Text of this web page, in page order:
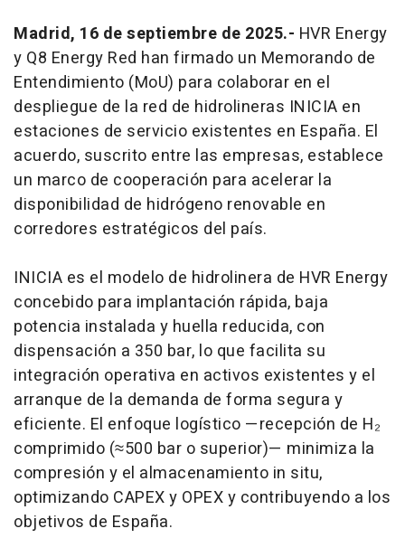
Madrid, 16 de septiembre de 2025.- HVR Energy
y Q8 Energy Red han firmado un Memorando de
Entendimiento (MoU) para colaborar en el
despliegue de la red de hidrolineras INICIA en
estaciones de servicio existentes en España. El
acuerdo, suscrito entre las empresas, establece
un marco de cooperación para acelerar la
disponibilidad de hidrógeno renovable en
corredores estratégicos del país.
INICIA es el modelo de hidrolinera de HVR Energy
concebido para implantación rápida, baja
potencia instalada y huella reducida, con
dispensación a 350 bar, lo que facilita su
integración operativa en activos existentes y el
arranque de la demanda de forma segura y
eficiente. El enfoque logístico —recepción de H₂
comprimido (≈500 bar o superior)— minimiza la
compresión y el almacenamiento in situ,
optimizando CAPEX y OPEX y contribuyendo a los
objetivos de España.